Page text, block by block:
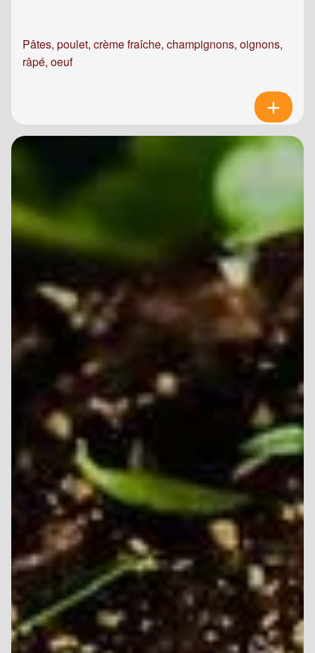
Pâtes, poulet, crème fraîche, champignons, oignons,
râpé, oeuf